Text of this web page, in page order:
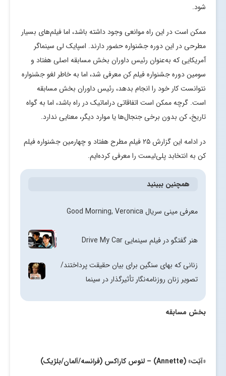
شود.
ممکن است در این راه موانعی وجود داشته باشد، اما فیلم‌های بسیار
مطرحی در این دوره جشنواره حضور دارند. اسپایک لی سینماگر
آمریکایی که به‌عنوان رئیس داوران بخش مسابقه اصلی هفتاد و
سومین دوره جشنواره فیلم کن معرفی شد، اما به خاطر لغو جشنواره
نتوانست کار خود را انجام بدهد، رئیس داوران بخش مسابقه
است. گرچه ممکن است اتفاقاتی دراماتیک در راه باشد، اما به گواه
تاریخ، کن بدون برخی جنجال‌ها یا موارد دیگر، معنایی ندارد.
در ادامه این گزارش ۲۵ فیلم مطرح هفتاد و چهارمین جشنواره فیلم
کن به انتخابد پلی‌لیست را معرفی کرده‌ایم.
همچنین ببینید
معرفی مینی سریال Good Morning, Veronica
هنر گفتگو در فیلم سینمایی Drive My Car
زنانی که بهای سنگین برای بیان حقیقت پرداختند/
تصویر زنان روزنامه‌نگار تأثیرگذار در سینما
بخش مسابقه
«آنِت» (Annette) – لئوس کاراکس (فرانسه/آلمان/بلژیک)